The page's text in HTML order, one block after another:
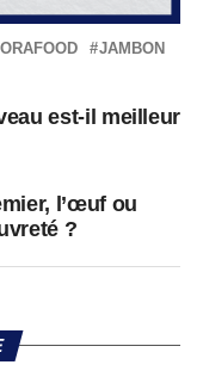
JAMBON
est-il meilleur
l’œuf ou
?